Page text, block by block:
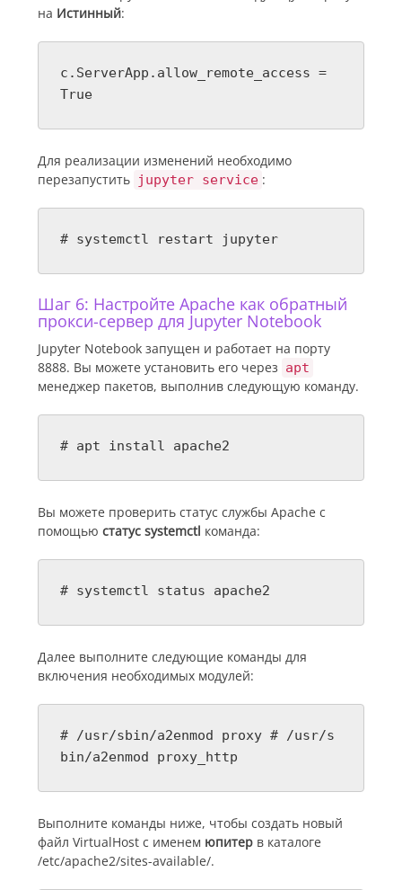
на Истинный:
c.ServerApp.allow_remote_access =
True
Для реализации изменений необходимо
перезапустить jupyter service :
# systemctl restart jupyter
Шаг 6: Настройте Apache как обратный
прокси-сервер для Jupyter Notebook
Jupyter Notebook запущен и работает на порту
8888. Вы можете установить его через apt
менеджер пакетов, выполнив следующую команду.
# apt install apache2
Вы можете проверить статус службы Apache с
помощью статус systemctl команда:
# systemctl status apache2
Далее выполните следующие команды для
включения необходимых модулей:
# /usr/sbin/a2enmod proxy # /usr/s
bin/a2enmod proxy_http
Выполните команды ниже, чтобы создать новый
файл VirtualHost с именем юпитер в каталоге
/etc/apache2/sites-available/.